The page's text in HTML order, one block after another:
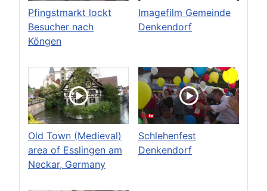
Pfingstmarkt lockt
Besucher nach
Köngen
Imagefilm Gemeinde
Denkendorf
Old Town (Medieval)
area of Esslingen am
Neckar, Germany
Schlehenfest
Denkendorf